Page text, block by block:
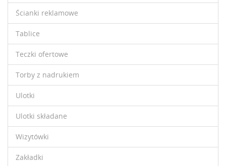
Ścianki reklamowe
Tablice
Teczki ofertowe
Torby z nadrukiem
Ulotki
Ulotki składane
Wizytówki
Zakładki